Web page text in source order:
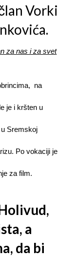
Vorki
za nas i za svet
na
je i kršten u
Sremskoj
Po vokaciji je
za film.
a
da bi